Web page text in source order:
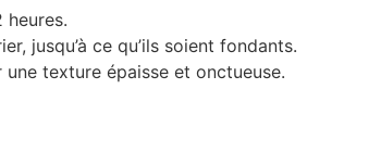
heures.
jusqu’à ce qu’ils soient fondants.
texture épaisse et onctueuse.